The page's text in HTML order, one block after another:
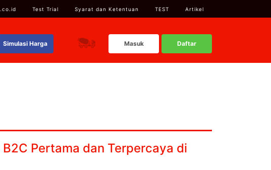
Test Trial Syarat dan Ketentuan TEST Artikel
Simulasi Harga Masuk Daftar
Pertama dan Terpercaya di